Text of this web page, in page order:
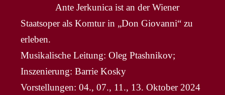
Ante Jerkunica ist an der Wiener
Staatsoper als Komtur in „Don Giovanni“ zu
erleben.
Musikalische Leitung: Oleg Ptashnikov;
Inszenierung: Barrie Kosky
Vorstellungen: 04., 07., 11., 13. Oktober 2024